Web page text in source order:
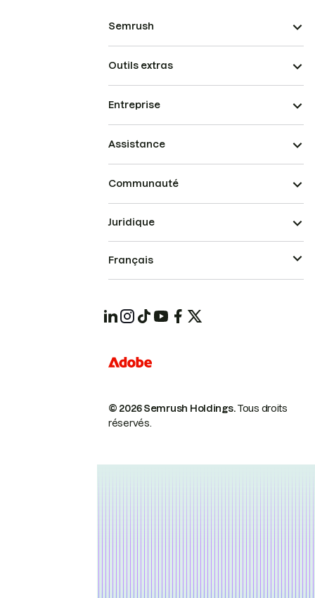
Semrush
Outils extras
Entreprise
Assistance
Communauté
© 2026 Semrush Holdings.Tous droits
réservés.
Juridique
Français